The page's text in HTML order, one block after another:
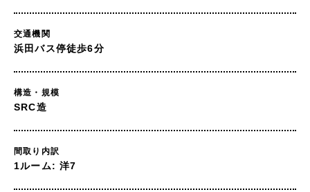
交通機関
浜田バス停徒歩6分
構造・規模
SRC造
間取り内訳
1ルーム: 洋7